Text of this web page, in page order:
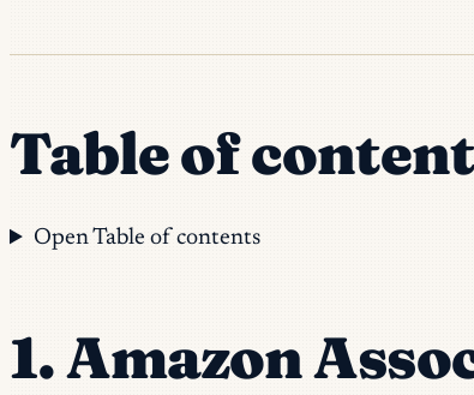
Table of
Open Table of contents
1. Amazon